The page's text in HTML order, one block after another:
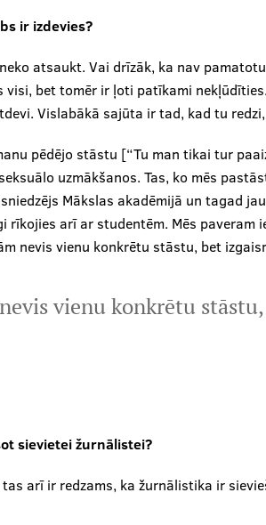
ir izdevies?
atsaukt. Vai drīzāk, ka nav
visi, bet tomēr ir ļoti patīkami
Vislabākā sajūta ir tad, kad tu
pēdējo stāstu [“Tu man tikai tur
uzmākšanos. Tas, ko mēs
Mākslas akadēmijā un tagad
rīkojies arī ar studentēm. Mēs
nevis vienu konkrētu stāstu, bet
vienu konkrētu
sievietei žurnālistei?
arī ir redzams, ka žurnālistika ir